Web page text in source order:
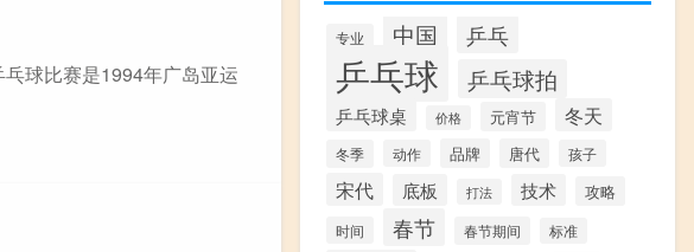
球比赛是1994年广岛亚运
专业 中国 乒乓
乒乓球 乒乓球拍
乒乓球桌 价格 元宵节 冬天
冬季 动作 品牌 唐代 孩子
宋代 底板 打法 技术 攻略
时间 春节 春节期间 标准